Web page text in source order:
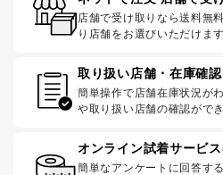
店舗で受け取りなら送料無
り店舗をお選びいただけます
取り扱い店舗・在庫確認
簡単操作で店舗在庫状況が
や取り扱い店舗の確認ができ
オンライン試着サービ
簡単なアンケートに回答す